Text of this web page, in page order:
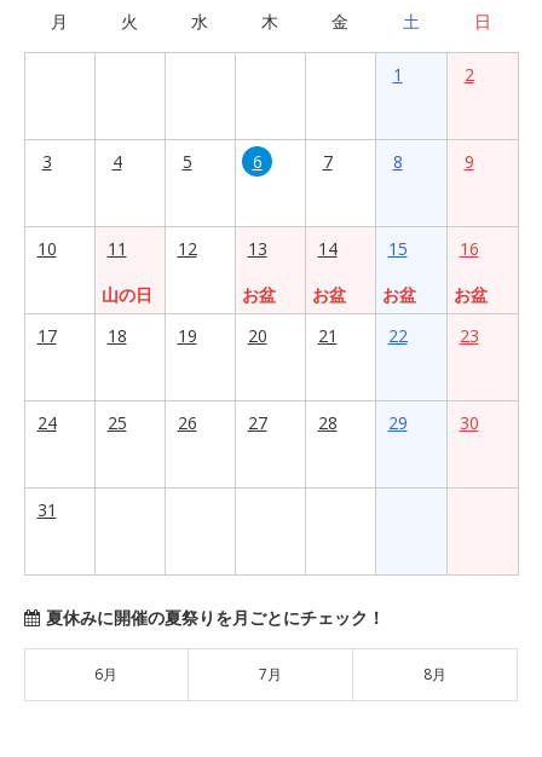
月 火 水 木 金 土 日
1 2
3 4 5 6 7 8 9
10
11
山の日
12
13
お盆
14
お盆
15
お盆
16
お盆
17
18 19 20 21 22 23
24 25 26 27 28 29 30
31
夏休みに開催の夏祭りを月ごとにチェック！
6月 7月 8月